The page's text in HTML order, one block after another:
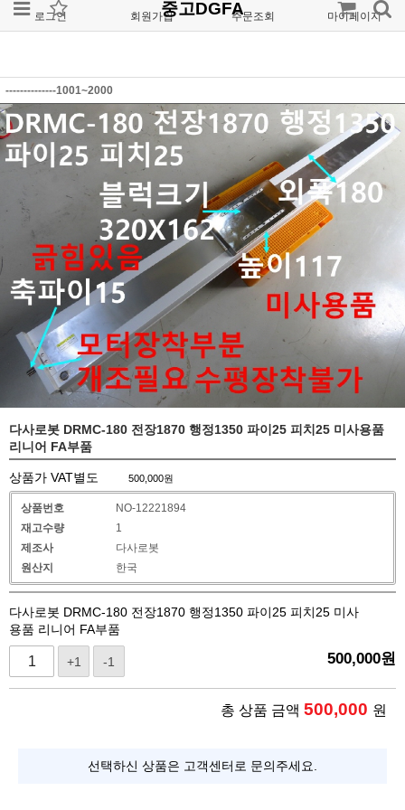
로그인 회원가입 주문조회 마이페이지
중고DGFA
--------------1001~2000
다사로봇 DRMC-180 전장1870 행정1350 파이25 피치25 미사용품
리니어 FA부품
상품가 VAT별도 500,000원
상품번호
NO-12221894
재고수량
1
제조사
다사로봇
원산지
한국
다사로봇 DRMC-180 전장1870 행정1350 파이25 피치25 미사
용품 리니어 FA부품
+1 -1 500,000원
총 상품 금액 500,000 원
선택하신 상품은 고객센터로 문의주세요.